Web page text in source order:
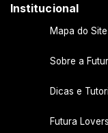
Institucional
Mapa do Site
Sobre a
Dicas e
Futura Lovers